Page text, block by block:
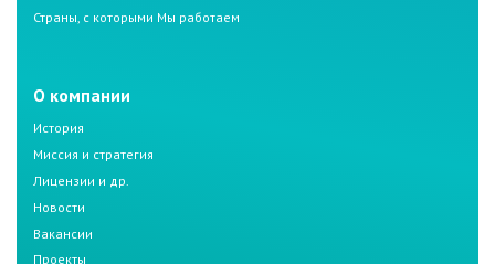
Страны, с которыми Мы работаем
О компании
История
Миссия и стратегия
Лицензии и др.
Новости
Вакансии
Проекты